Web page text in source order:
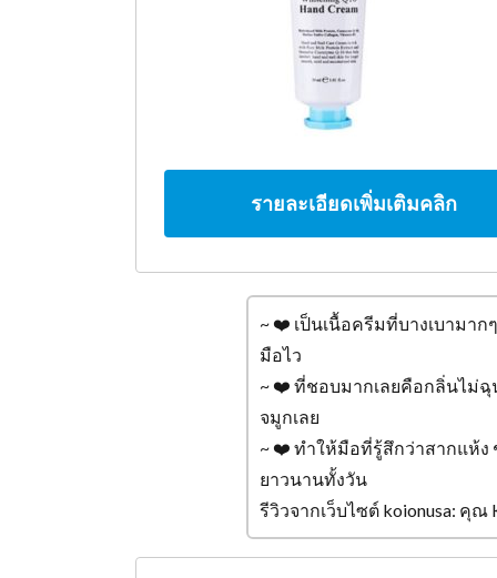
รายละเอียดเพิ่มเติมคลิก
~ ❤️ เป็นเนื้อครีมที่บางเบามา
มือไว
~ ❤️ ที่ชอบมากเลยคือกลิ่นไม่ฉุ
จมูกเลย
~ ❤️ ทำให้มือที่รู้สึกว่าสากแห้
ยาวนานทั้งวัน
รีวิวจากเว็บไซต์ koionusa: คุ